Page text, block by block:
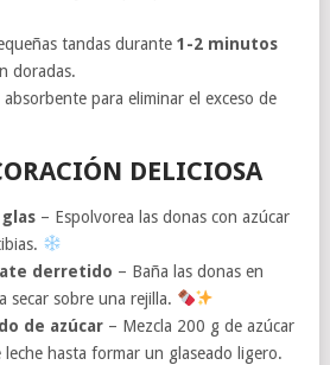
tandas durante1-2 minutos
doradas.
absorbente para eliminar el exceso de
DELICIOSA
– Espolvorea las donas con azúcar
derretido – Baña las donas en
secar sobre una rejilla.
de azúcar – Mezcla 200 g de azúcar
leche hasta formar un glaseado ligero.